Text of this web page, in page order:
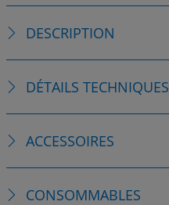
DESCRIPTION
DÉTAILS TECHNIQUES
ACCESSOIRES
CONSOMMABLES